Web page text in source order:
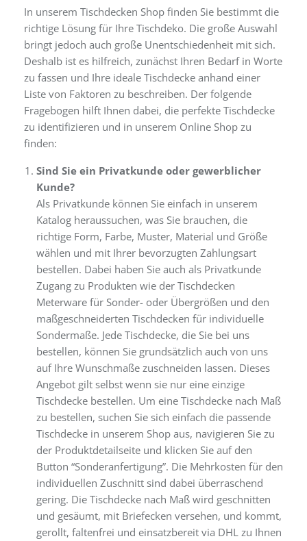
In unserem Tischdecken Shop finden Sie bestimmt die
richtige Lösung für Ihre Tischdeko. Die große Auswahl
bringt jedoch auch große Unentschiedenheit mit sich.
Deshalb ist es hilfreich, zunächst Ihren Bedarf in Worte
zu fassen und Ihre ideale Tischdecke anhand einer
Liste von Faktoren zu beschreiben. Der folgende
Fragebogen hilft Ihnen dabei, die perfekte Tischdecke
zu identifizieren und in unserem Online Shop zu
finden:
Sind Sie ein Privatkunde oder gewerblicher
Kunde?
Als Privatkunde können Sie einfach in unserem
Katalog heraussuchen, was Sie brauchen, die
richtige Form, Farbe, Muster, Material und Größe
wählen und mit Ihrer bevorzugten Zahlungsart
bestellen. Dabei haben Sie auch als Privatkunde
Zugang zu Produkten wie der Tischdecken
Meterware für Sonder- oder Übergrößen und den
maßgeschneiderten Tischdecken für individuelle
Sondermaße. Jede Tischdecke, die Sie bei uns
bestellen, können Sie grundsätzlich auch von uns
auf Ihre Wunschmaße zuschneiden lassen. Dieses
Angebot gilt selbst wenn sie nur eine einzige
Tischdecke bestellen. Um eine Tischdecke nach Maß
zu bestellen, suchen Sie sich einfach die passende
Tischdecke in unserem Shop aus, navigieren Sie zu
der Produktdetailseite und klicken Sie auf den
Button “Sonderanfertigung”. Die Mehrkosten für den
individuellen Zuschnitt sind dabei überraschend
gering. Die Tischdecke nach Maß wird geschnitten
und gesäumt, mit Briefecken versehen, und kommt,
gerollt, faltenfrei und einsatzbereit via DHL zu Ihnen